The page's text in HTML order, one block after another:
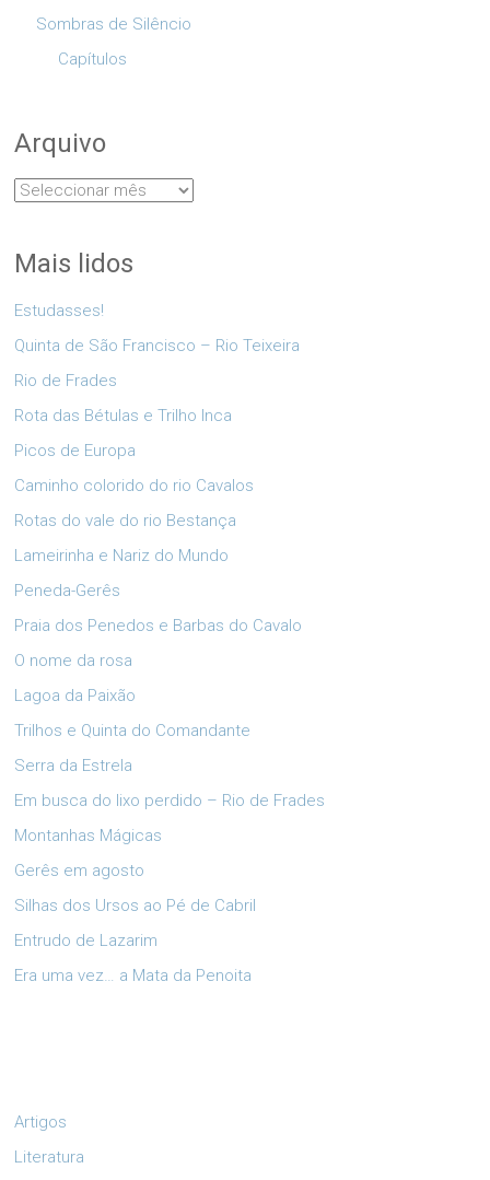
Sombras de Silêncio
Capítulos
Arquivo
Arquivo
Mais lidos
Estudasses!
Quinta de São Francisco – Rio Teixeira
Rio de Frades
Rota das Bétulas e Trilho Inca
Picos de Europa
Caminho colorido do rio Cavalos
Rotas do vale do rio Bestança
Lameirinha e Nariz do Mundo
Peneda-Gerês
Praia dos Penedos e Barbas do Cavalo
O nome da rosa
Lagoa da Paixão
Trilhos e Quinta do Comandante
Serra da Estrela
Em busca do lixo perdido – Rio de Frades
Montanhas Mágicas
Gerês em agosto
Silhas dos Ursos ao Pé de Cabril
Entrudo de Lazarim
Era uma vez… a Mata da Penoita
Artigos
Literatura